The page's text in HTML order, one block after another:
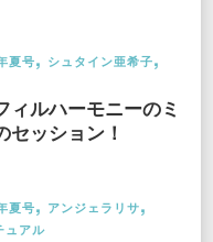
夏号
シュタイン亜希子
ィルハーモニーのミ
セッション！
夏号
アンジェラリサ
ュアル